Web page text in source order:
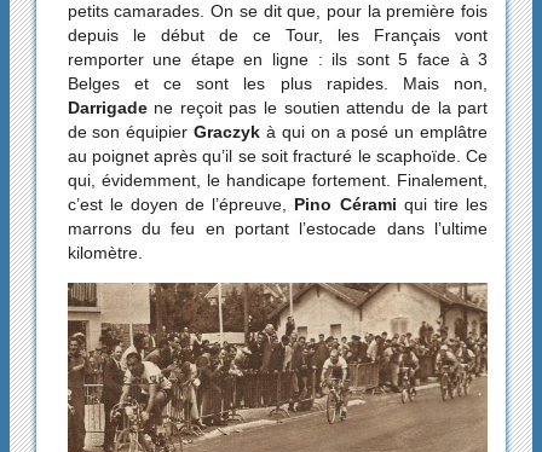
petits camarades. On se dit que, pour la première fois
depuis le début de ce Tour, les Français vont
remporter une étape en ligne : ils sont 5 face à 3
Belges et ce sont les plus rapides. Mais non,
Darrigadene reçoit pas le soutien attendu de la part
de son équipierGraczyk à qui on a posé un emplâtre
au poignet après qu’il se soit fracturé le scaphoïde. Ce
qui, évidemment, le handicape fortement. Finalement,
c’est le doyen de l’épreuve, Pino Cérami qui tire les
marrons du feu en portant l’estocade dans l’ultime
kilomètre.